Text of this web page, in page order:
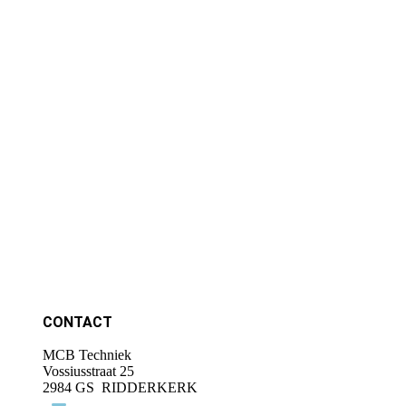
CONTACT
MCB Techniek
Vossiusstraat 25
2984 GS RIDDERKERK